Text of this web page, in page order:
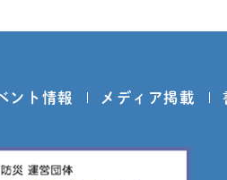
ント情報 メディア掲載